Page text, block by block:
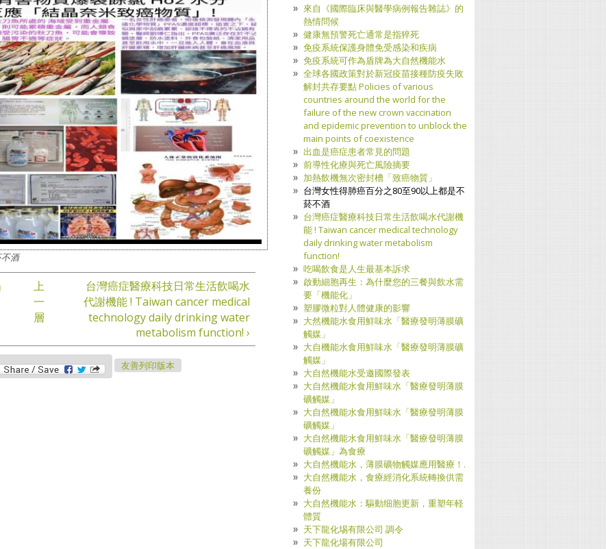
酒
上
一
層
台灣癌症醫療科技日常生活飲喝水
代謝機能 ! Taiwan cancer medical
technology daily drinking water
metabolism function! ›
友善列印版本
來自《國際臨床與醫學病例報告雜誌》的
熱情問候
健康無預警死亡通常是指猝死
免疫系統保護身體免受感染和疾病
免疫系統可作為盾牌為大自然機能水
全球各國政策對於新冠疫苗接種防疫失敗
解封共存要點 Policies of various
countries around the world for the
failure of the new crown vaccination
and epidemic prevention to unblock the
main points of coexistence
出血是癌症患者常見的問題
前導性化療與死亡風險摘要
加熱飲機無次密封槽「致癌物質」
台灣女性得肺癌百分之80至90以上都是不
菸不酒
台灣癌症醫療科技日常生活飲喝水代謝機
能 ! Taiwan cancer medical technology
daily drinking water metabolism
function!
吃喝飲食是人生最基本訴求
啟動細胞再生：為什麼您的三餐與飲水需
要「機能化」
塑膠微粒對人體健康的影響
大然機能水食用鮮味水「醫療發明薄膜礦
觸媒」
大自機能水食用鮮味水「醫療發明薄膜礦
觸媒」
大自然機能水受邀國際發表
大自然機能水食用鮮味水「醫療發明薄膜
礦觸媒」
大自然機能水食用鮮味水「醫療發明薄膜
礦觸媒」
大自然機能水食用鮮味水「醫療發明薄膜
礦觸媒」為食療
大自然機能水，薄膜礦物觸媒應用醫療！.
大自然機能水，食療經消化系統轉換供需
養份
大自然機能水：驅動细胞更新，重塑年軽
體質
天下龍化埸有限公司 調令
天下龍化場有限公司